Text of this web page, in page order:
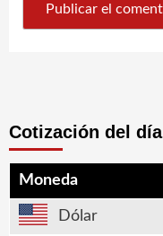
Cotización del día
Moneda
Dólar